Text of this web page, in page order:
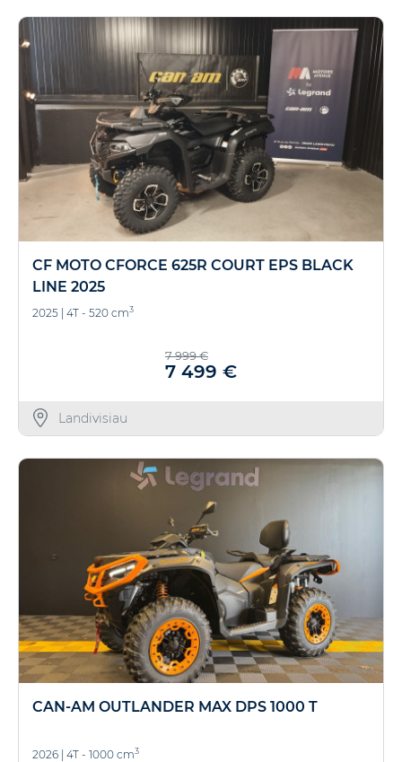
CF MOTO CFORCE 625R COURT EPS BLACK
LINE 2025
2025 4T - 520 cm3
7 999 €
7 499 €
Landivisiau
CAN-AM OUTLANDER MAX DPS 1000 T
2026 | 4T - 1000 cm3